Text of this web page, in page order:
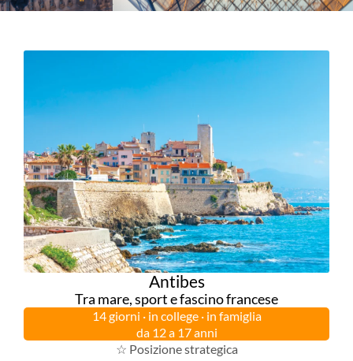
Antibes
Tra mare, sport e fascino francese
14 giorni · in college · in famiglia
da 12 a 17 anni
☆ Posizione strategica